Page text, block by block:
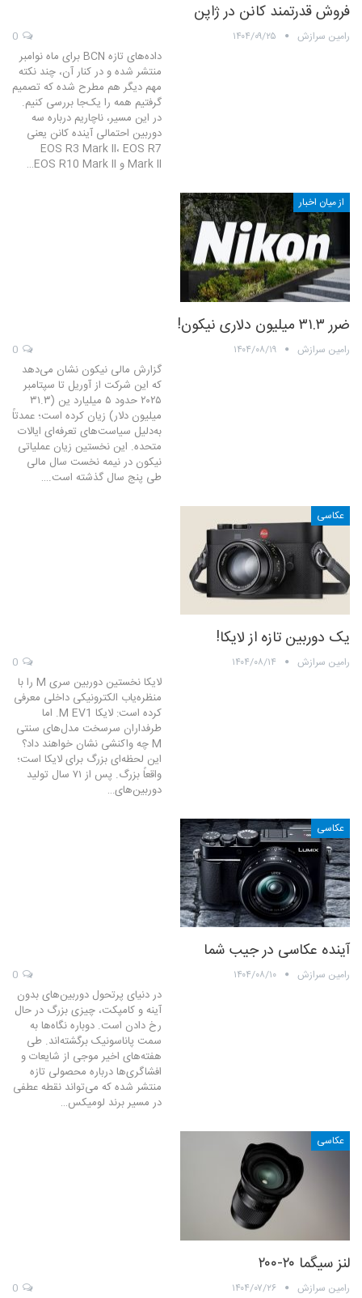
فروش قدرتمند کانن در ژاپن
رامین سرازش ۱۴۰۴/۰۹/۲۵
داده‌های تازه BCN برای ماه نوامبر
منتشر شده و در کنار آن، چند نکته
مهم دیگر هم مطرح شده که تصمیم
گرفتیم همه را یک‌جا بررسی کنیم.
در این مسیر، ناچاریم درباره سه
دوربین احتمالی آینده کانن یعنی
EOS R3 Mark II، EOS R7
Mark II و EOS R10 Mark II…
از میان اخبار
ضرر ۳۱.۳ میلیون دلاری نیکون!
رامین سرازش ۱۴۰۴/۰۸/۱۹
گزارش مالی نیکون نشان می‌دهد
که این شرکت از آوریل تا سپتامبر
۲۰۲۵ حدود ۵ میلیارد ین (۳۱.۳
میلیون دلار) زیان کرده است؛ عمدتاً
به‌دلیل سیاست‌های تعرفه‌ای ایالات
متحده. این نخستین زیان عملیاتی
نیکون در نیمه نخست سال مالی
طی پنج سال گذشته است.…
عکاسی
یک دوربین تازه از لایکا!
رامین سرازش ۱۴۰۴/۰۸/۱۴
لایکا نخستین دوربین سری M را با
منظره‌یاب الکترونیکی داخلی معرفی
کرده است: لایکا M EV1. اما
طرفداران سرسخت مدل‌های سنتی
M چه واکنشی نشان خواهند داد؟
این لحظه‌ای بزرگ برای لایکا است؛
واقعاً بزرگ. پس از ۷۱ سال تولید
دوربین‌های…
عکاسی
آینده‌ عکاسی در جیب شما
رامین سرازش ۱۴۰۴/۰۸/۱۰
در دنیای پرتحول دوربین‌های بدون
آینه و کامپکت، چیزی بزرگ در حال
رخ دادن است. دوباره نگاه‌ها به
سمت پاناسونیک برگشته‌اند. طی
هفته‌های اخیر موجی از شایعات و
افشاگری‌ها درباره‌ محصولی تازه
منتشر شده که می‌تواند نقطه‌ عطفی
در مسیر برند لومیکس…
عکاسی
لنز سیگما ۲۰-۲۰۰
رامین سرازش ۱۴۰۴/۰۷/۲۶